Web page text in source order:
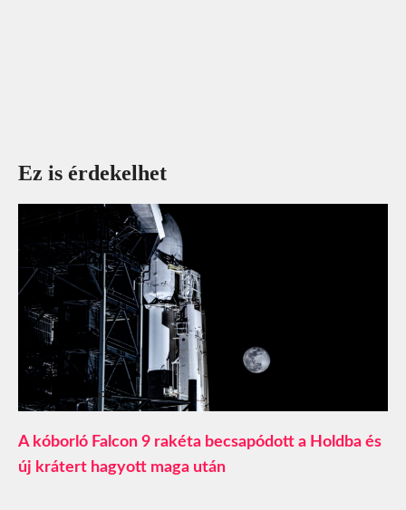
Ez is érdekelhet
A kóborló Falcon 9 rakéta becsapódott a Holdba és
új krátert hagyott maga után